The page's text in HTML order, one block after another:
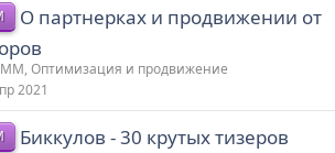
О партнерках и продвижении от
Оптимизация и продвижение
2021
Биккулов - 30 крутых тизеров